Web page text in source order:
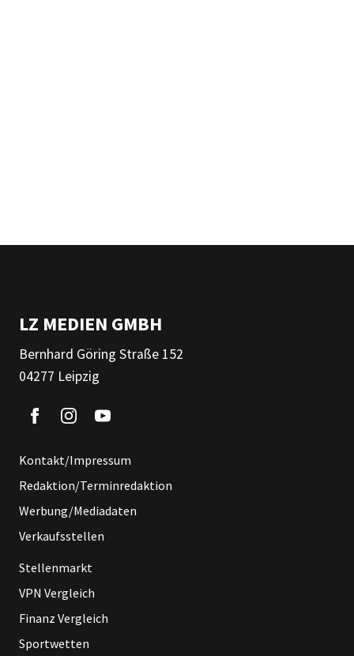
LZ MEDIEN GMBH
Bernhard Göring Straße 152
04277 Leipzig
Kontakt/Impressum
Redaktion/Terminredaktion
Werbung/Mediadaten
Verkaufsstellen
Stellenmarkt
VPN Vergleich
Finanz Vergleich
Sportwetten